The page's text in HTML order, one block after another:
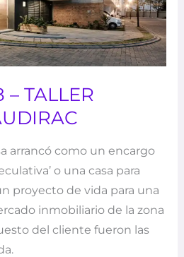
TALLER
arrancó como un encargo
o una casa para
proyecto de vida para una
inmobiliario de la zona
del cliente fueron las